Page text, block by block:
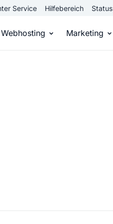
Service Hilfebereich Status
überall
Webhosting Marketing